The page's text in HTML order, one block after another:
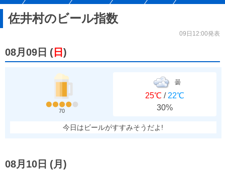
佐井村のビール指数
09日12:00発表
08月09日 ( 日 )
70
曇
25℃ / 22℃
30%
今日はビールがすすみそうだよ!
08月10日 (月 )